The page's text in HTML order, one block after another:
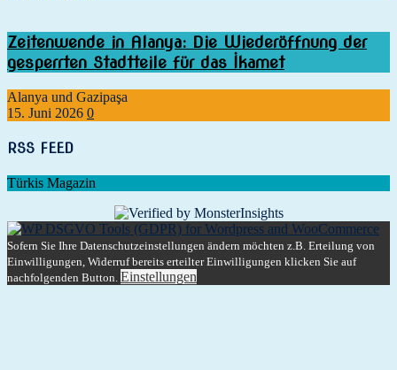
Zeitenwende in Alanya: Die Wiederöffnung der
gesperrten Stadtteile für das İkamet
Alanya und Gazipaşa
15. Juni 2026 0
RSS FEED
Türkis Magazin
Sofern Sie Ihre Datenschutzeinstellungen ändern möchten z.B. Erteilung von
Einwilligungen, Widerruf bereits erteilter Einwilligungen klicken Sie auf
nachfolgenden Button. Einstellungen